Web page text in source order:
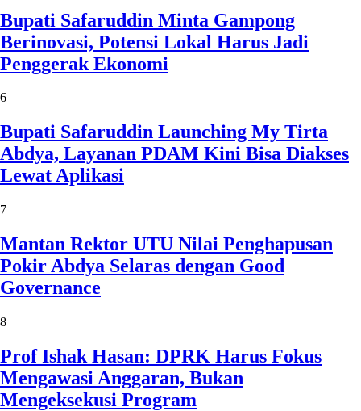
Bupati Safaruddin Minta Gampong
Berinovasi, Potensi Lokal Harus Jadi
Penggerak Ekonomi
6
Bupati Safaruddin Launching My Tirta
Abdya, Layanan PDAM Kini Bisa Diakses
Lewat Aplikasi
7
Mantan Rektor UTU Nilai Penghapusan
Pokir Abdya Selaras dengan Good
Governance
8
Prof Ishak Hasan: DPRK Harus Fokus
Mengawasi Anggaran, Bukan
Mengeksekusi Program